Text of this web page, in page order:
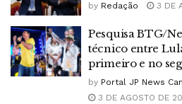
by Redação 3 DE
Pesquisa BTG/
técnico entre
primeiro e no
by Portal JP News
3 DE AGOSTO DE